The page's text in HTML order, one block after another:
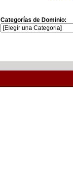
Categorías de Dominio: